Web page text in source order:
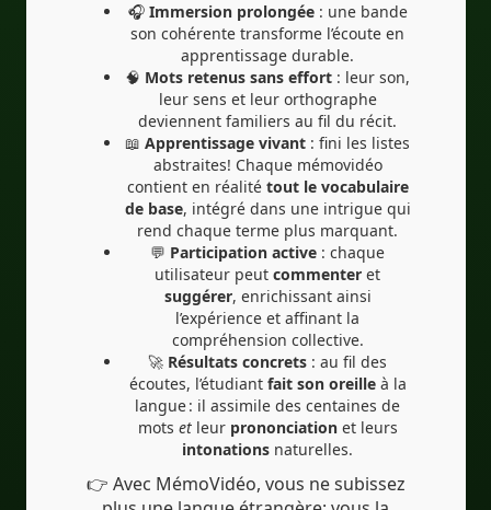
🎧 Immersion prolongée: une bande
son cohérente transforme l’écoute en
apprentissage durable.
🧠 Mots retenus sans effort : leur son,
leur sens et leur orthographe
deviennent familiers au fil du récit.
📖 Apprentissage vivant : fini les listes
abstraites! Chaque mémovidéo
contient en réalité tout le vocabulaire
de base, intégré dans une intrigue qui
rend chaque terme plus marquant.
💬 Participation active : chaque
utilisateur peut commenter et
suggérer, enrichissant ainsi
l’expérience et affinant la
compréhension collective.
🚀 Résultats concrets : au fil des
écoutes, l’étudiant fait son oreilleà la
langue : il assimile des centaines de
mots etleur prononciationet leurs
intonations naturelles.
👉 Avec MémoVidéo, vous ne subissez